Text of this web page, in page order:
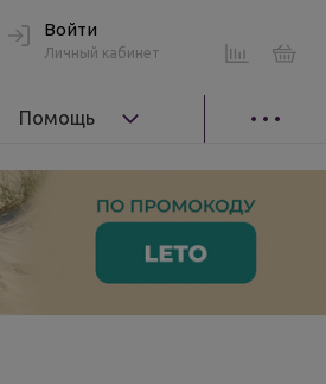
Войти
Личный кабинет
Помощь